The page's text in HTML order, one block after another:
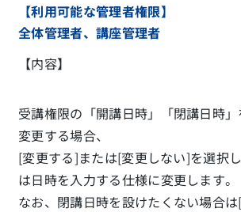
【利用可能な管理者権限】
全体管理者、講座管理者
【内容】
受講権限の「開講日時」「閉講日時
変更する場合、
[変更する]または[変更しない]を選択
は日時を入力する仕様に変更します。
なお、閉講日時を設けたくない場合